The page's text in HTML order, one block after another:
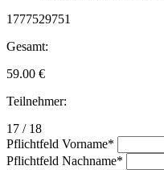
1777529751
Gesamt:
59.00 €
Teilnehmer:
17 / 18
Pflichtfeld Vorname*
Pflichtfeld Nachname*